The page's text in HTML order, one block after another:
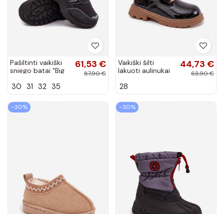
Pašiltinti vaikiški
sniego batai "Big
juodos spalvos
61,53 €
87,90 €
30 31 32 35
Vaikiški šilti
lakuoti aulinukai
"Meškiukai"
Jovellea
44,73 €
63,90 €
28
−30% −30%